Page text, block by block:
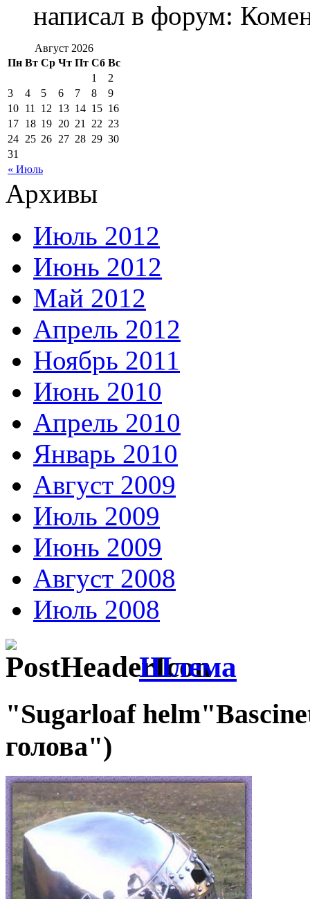
написал в форум:
Август 2026
Пн Вт Ср Чт Пт Сб Вс
« Июль
1
2
3
4 5 6 7 8
9
10 11 12 13 14 15 16
17 18 19 20 21 22 23
24 25 26 27 28 29 30
31
Архивы
Июль 2012
Июнь 2012
Май 2012
Апрель 2012
Ноябрь 2011
Июнь 2010
Апрель 2010
Январь 2010
Август 2009
Июль 2009
Июнь 2009
Август 2008
Июль 2008
Шлема
"Sugarloaf
голова")